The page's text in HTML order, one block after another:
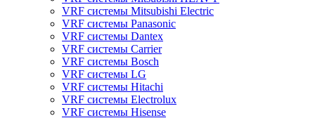
VRF системы Mitsubishi Electric
VRF системы Panasonic
VRF системы Dantex
VRF системы Carrier
VRF системы Bosch
VRF системы LG
VRF системы Hitachi
VRF системы Electrolux
VRF системы Hisense